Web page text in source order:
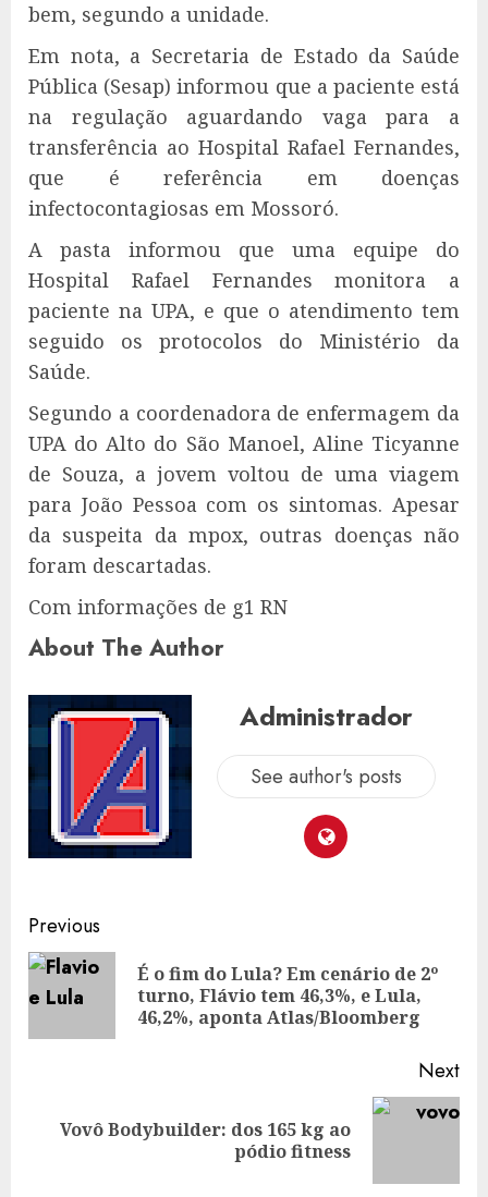
bem, segundo a unidade.
Em nota, a Secretaria de Estado da Saúde
Pública (Sesap) informou que a paciente está
na regulação aguardando vaga para a
transferência ao Hospital Rafael Fernandes,
que é referência em doenças
infectocontagiosas em Mossoró.
A pasta informou que uma equipe do
Hospital Rafael Fernandes monitora a
paciente na UPA, e que o atendimento tem
seguido os protocolos do Ministério da
Saúde.
Segundo a coordenadora de enfermagem da
UPA do Alto do São Manoel, Aline Ticyanne
de Souza, a jovem voltou de uma viagem
para João Pessoa com os sintomas. Apesar
da suspeita da mpox, outras doenças não
foram descartadas.
Com informações de g1 RN
About The Author
Administrador
See author's posts
Post
navigation
Previous
É o fim do Lula? Em cenário de 2º
turno, Flávio tem 46,3%, e Lula,
46,2%, aponta Atlas/Bloomberg
Next
NextVovô Bodybuilder: dos 165 kg ao
pódio fitness